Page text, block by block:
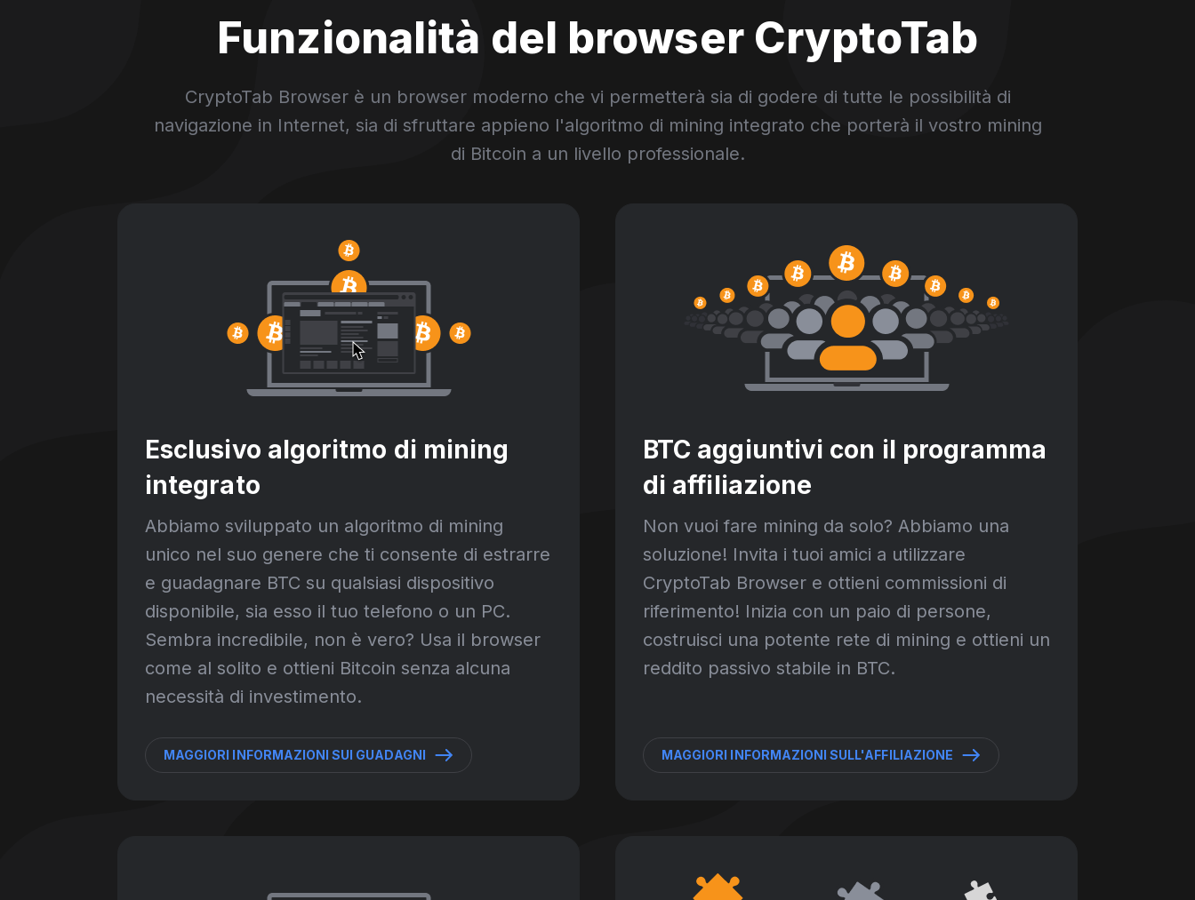
Funzionalità del browser CryptoTab
CryptoTab Browser è un browser moderno che vi permetterà sia di godere di tutte le possibilità di
navigazione in Internet, sia di sfruttare appieno l'algoritmo di mining integrato che porterà il vostro mining
di Bitcoin a un livello professionale.
Esclusivo algoritmo di mining
integrato
Abbiamo sviluppato un algoritmo di mining
unico nel suo genere che ti consente di estrarre
e guadagnare BTC su qualsiasi dispositivo
disponibile, sia esso il tuo telefono o un PC.
Sembra incredibile, non è vero? Usa il browser
come al solito e ottieni Bitcoin senza alcuna
necessità di investimento.
MAGGIORI INFORMAZIONI SUI GUADAGNI
BTC aggiuntivi con il programma
di affiliazione
Non vuoi fare mining da solo? Abbiamo una
soluzione! Invita i tuoi amici a utilizzare
CryptoTab Browser e ottieni commissioni di
riferimento! Inizia con un paio di persone,
costruisci una potente rete di mining e ottieni un
reddito passivo stabile in BTC.
MAGGIORI INFORMAZIONI SULL'AFFILIAZIONE